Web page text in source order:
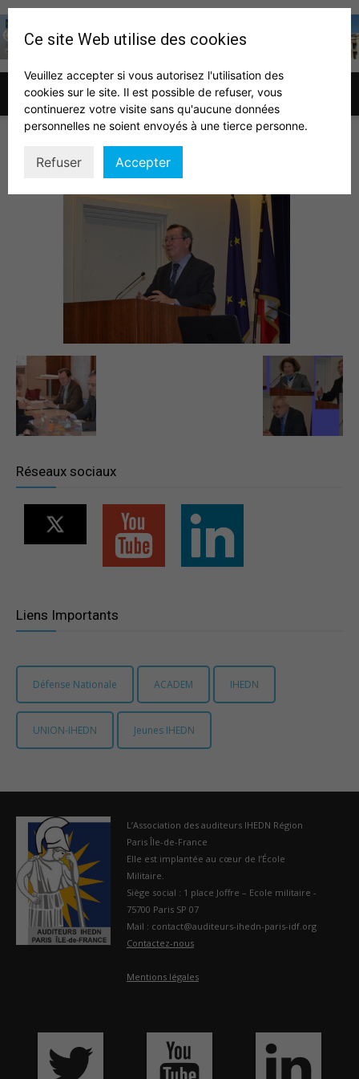
Association
auditeurs
IHEDN
Paris
France
AG2018 8
Réseaux sociaux
Liens Importants
Défense Nationale ACADEM IHEDN
UNION-IHEDN Jeunes IHEDN
L’Association des auditeurs IHEDN Région
Paris Île-de-France
Elle est implantée au cœur de l’École
Militaire.
Siège social : 1 place Joffre – Ecole militaire -
75700 Paris SP 07
Mail : contact@auditeurs-ihedn-paris-idf.org
Contactez-nous
Mentions légales
Ce site Web utilise des cookies
Veuillez accepter si vous autorisez l'utilisation des
cookies sur le site. Il est possible de refuser, vous
continuerez votre visite sans qu'aucune données
personnelles ne soient envoyés à une tierce personne.
Refuser Accepter